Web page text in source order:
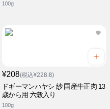
100g
¥208(税込¥228.8)
ドギーマンハヤシ 紗 国産牛正肉 13
歳から用 六穀入り
100g